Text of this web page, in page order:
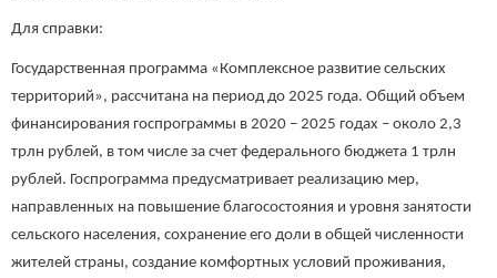
Для справки:
Государственная программа «Комплексное развитие сельских
территорий», рассчитана на период до 2025 года. Общий объем
финансирования госпрограммы в 2020 – 2025 годах – около 2,3
трлн рублей, в том числе за счет федерального бюджета 1 трлн
рублей. Госпрограмма предусматривает реализацию мер,
направленных на повышение благосостояния и уровня занятости
сельского населения, сохранение его доли в общей численности
жителей страны, создание комфортных условий проживания,